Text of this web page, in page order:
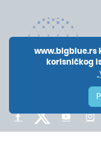
www.bigblue.rs
korisničkog